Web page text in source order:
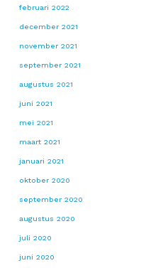
februari 2022
december 2021
november 2021
september 2021
augustus 2021
juni 2021
mei 2021
maart 2021
januari 2021
oktober 2020
september 2020
augustus 2020
juli 2020
juni 2020